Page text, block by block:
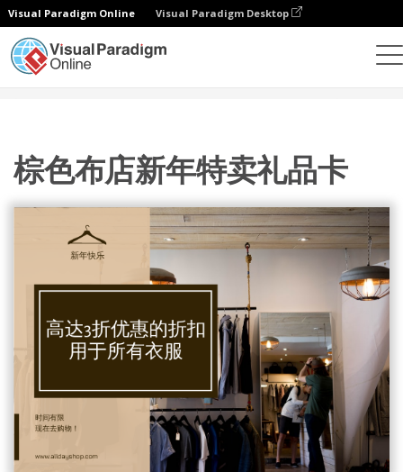
Visual Paradigm Online Visual Paradigm Desktop
棕色布店新年特卖礼品卡